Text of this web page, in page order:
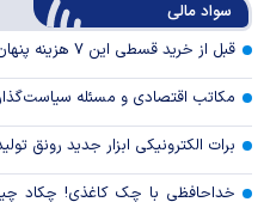
سواد مالی
قبل از خرید قسطی این ۷ هزینه پنهان را بشناسید
مکاتب اقتصادی و مسئله
برات الکترونیکی ابزار جدید رونق
خداحافظی با چک کاغذی! چکاد